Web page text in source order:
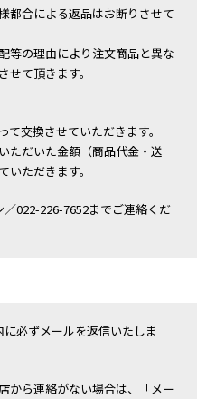
都合による返品はお断りさせて
等の理由により注文商品と異な
て頂きます。
交換させていただきます。
ただいた金額（商品代金・送
ただきます。
022-226-7652までご連絡くだ
必ずメールを返信いたしま
から連絡がない場合は、「メー